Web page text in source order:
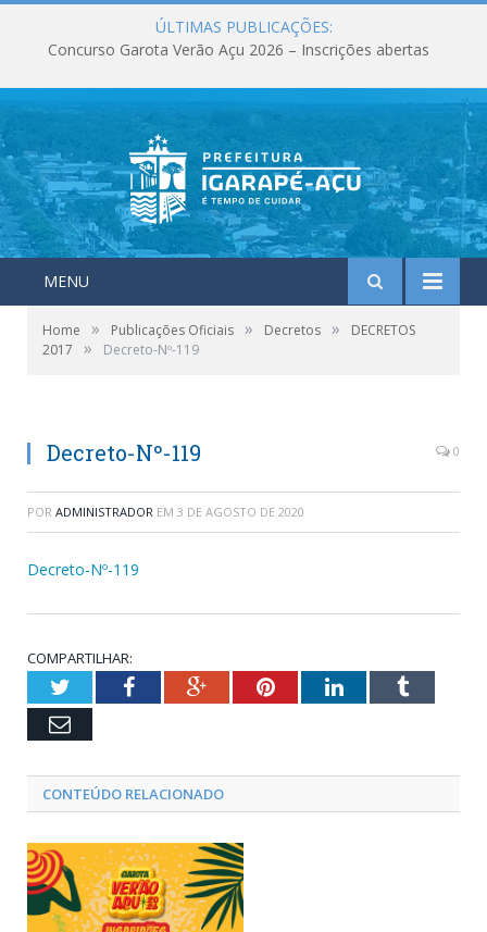
ÚLTIMAS PUBLICAÇÕES:
Concurso Garota Verão Açu 2026 – Inscrições abertas
MENU
Home » Publicações Oficiais » Decretos »
DECRETOS
2017
» Decreto-Nº-119
Decreto-Nº-119 0
POR ADMINISTRADOR EM 3 DE AGOSTO DE 2020
Decreto-Nº-119
COMPARTILHAR:
TwitterFacebookGoogle+PinterestLinkedInTumblr
Email
CONTEÚDO RELACIONADO